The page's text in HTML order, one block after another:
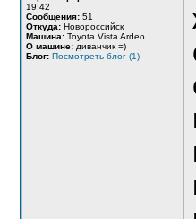
19:42
Сообщения: 51
Откуда: Новороссийск
Машина: Toyota Vista Ardeo
О машине: диванчик =)
Блог: Посмотреть блог (1)